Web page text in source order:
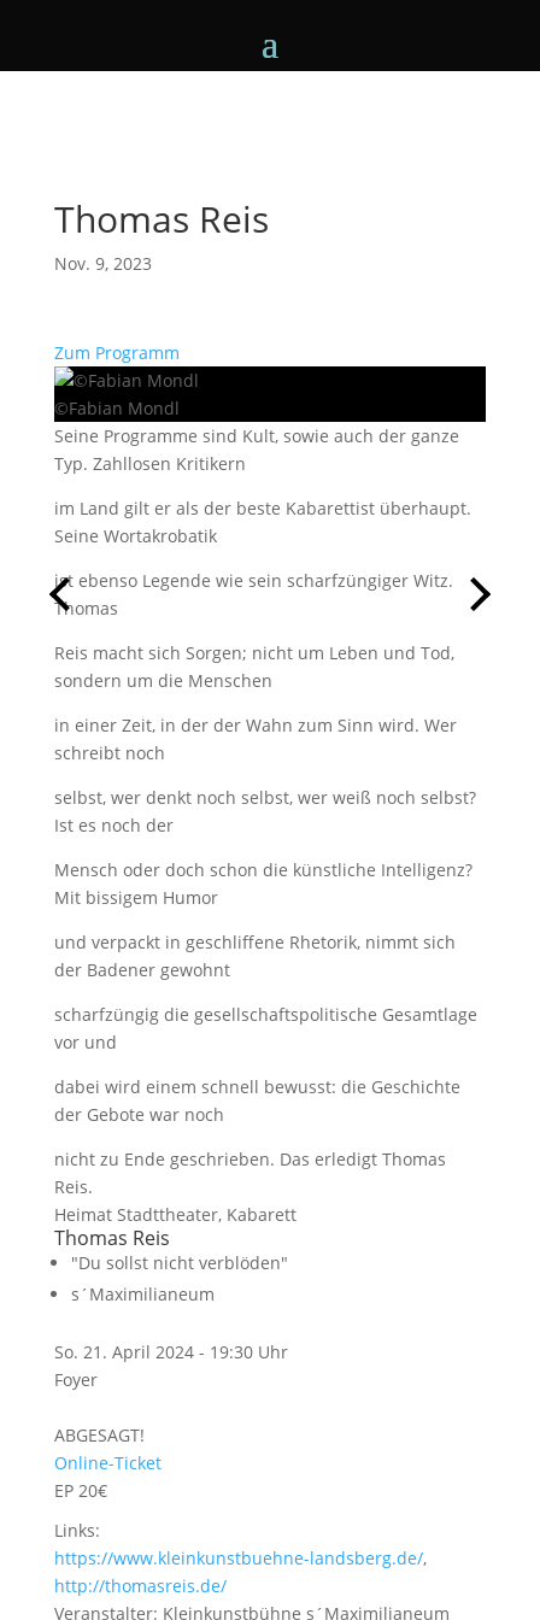
Thomas Reis
Nov. 9, 2023
Zum Programm
©Fabian Mondl
Seine Programme sind Kult, sowie auch der ganze
Typ. Zahllosen Kritikern
im Land gilt er als der beste Kabarettist überhaupt.
Seine Wortakrobatik
ist ebenso Legende wie sein scharfzüngiger Witz.
Thomas
Reis macht sich Sorgen; nicht um Leben und Tod,
sondern um die Menschen
in einer Zeit, in der der Wahn zum Sinn wird. Wer
schreibt noch
selbst, wer denkt noch selbst, wer weiß noch selbst?
Ist es noch der
Mensch oder doch schon die künstliche Intelligenz?
Mit bissigem Humor
und verpackt in geschliffene Rhetorik, nimmt sich
der Badener gewohnt
scharfzüngig die gesellschaftspolitische Gesamtlage
vor und
dabei wird einem schnell bewusst: die Geschichte
der Gebote war noch
nicht zu Ende geschrieben. Das erledigt Thomas
Reis.
Heimat Stadttheater, Kabarett
Thomas Reis
"Du sollst nicht verblöden"
s´Maximilianeum
So. 21. April 2024 - 19:30 Uhr
Foyer
ABGESAGT!
Online-Ticket
EP 20€
Links:
https://www.kleinkunstbuehne-landsberg.de/,
http://thomasreis.de/
Veranstalter: Kleinkunstbühne s´Maximilianeum